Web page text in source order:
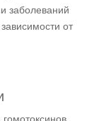
заболеваний
от